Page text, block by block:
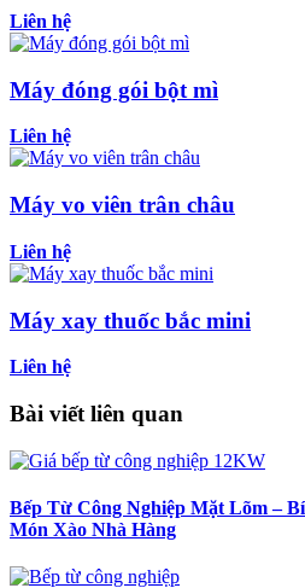
Liên hệ
Máy đóng gói bột mì
Liên hệ
Máy vo viên trân châu
Liên hệ
Máy xay thuốc bắc mini
Liên hệ
Bài viết liên quan
Bếp Từ Công Nghiệp Mặt Lõm –
Món Xào Nhà Hàng